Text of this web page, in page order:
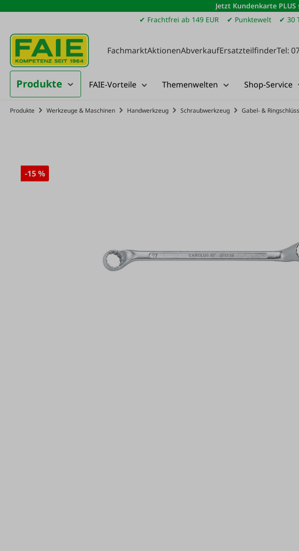
Hauptinhalt springen
Zur Suche springen
Zur Hauptnavigation springen
Jetzt Kundenkarte
✔ Frachtfrei ab 149 EUR
✔ Punktewelt ✔ 30
FachmarktAktionenAbverkaufErsatzteilfinderTel:
Produkte FAIE-Vorteile Themenwelten Shop-Service
Produkte Werkzeuge & Maschinen Handwerkzeug Schraubwerkzeug Gabel- &
-15 %